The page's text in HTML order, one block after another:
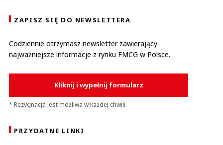
ZAPISZ SIĘ DO NEWSLETTERA
Codziennie otrzymasz newsletter zawierający
najważniejsze informacje z rynku FMCG w Polsce.
Kliknij i wypełnij formularz
* Rezygnacja jest możliwa w każdej chwili.
PRZYDATNE LINKI